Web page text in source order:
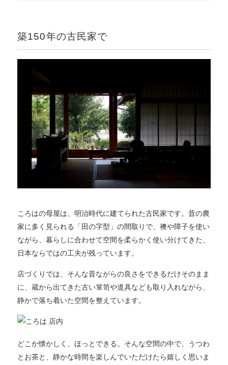
築150年の古民家で
ころはの母屋は、明治時代に建てられた古民家です。昔の農
家に多く見られる「田の字型」の間取りで、襖や障子を使い
ながら、暮らしに合わせて空間を柔らかく使い分けてきた、
日本ならではの工夫が残っています。
店づくりでは、そんな昔ながらの良さをできるだけそのまま
に、蔵から出てきた古い箪笥や道具なども取り入れながら、
静かで落ち着いた空間を整えています。
どこか懐かしく、ほっとできる。そんな空間の中で、うつわ
とお茶と、静かな時間を楽しんでいただけたら嬉しく思いま